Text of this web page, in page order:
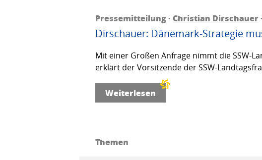
Pressemitteilung · Christian Dirschauer
Dirschauer: Dänemark-Strategie
Mit einer Großen Anfrage nimmt die SSW-
erklärt der Vorsitzende der SSW-
Weiterlesen
Themen